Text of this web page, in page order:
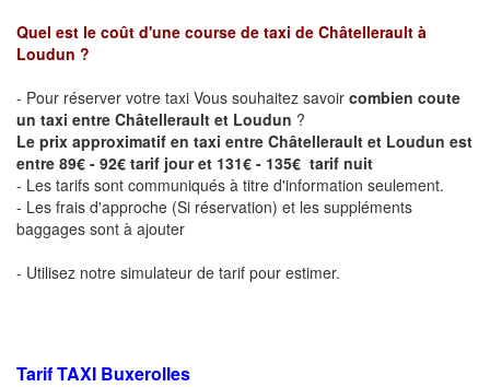
Quel est le coût d'une course de taxi de Châtellerault à
Loudun ?
- Pour réserver votre taxi Vous souhaitez savoir combien coute
un taxi entre Châtellerault et Loudun ?
Le prix approximatif en taxi entre Châtellerault et Loudun est
entre 89€ - 92€ tarif jour et 131€ - 135€ tarif nuit
- Les tarifs sont communiqués à titre d'information seulement.
- Les frais d'approche (Si réservation) et les suppléments
baggages sont à ajouter
- Utilisez notre simulateur de tarif pour estimer.
Tarif TAXI Buxerolles